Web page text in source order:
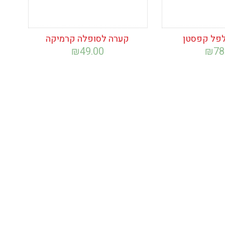
קפסטן
₪
קערה לסופלה קרמיקה
₪49.00